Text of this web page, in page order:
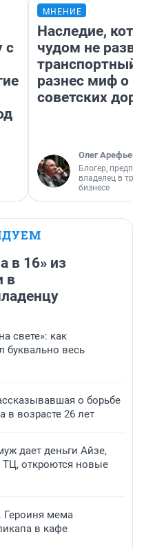
с
МНЕНИЕ
Наследие,
чудом не
транспортный
разнес миф о
советских
Олег Арефьев
Блогер,
владелец в
бизнесе
в 16» из
в
свете»: как
весь
о борьбе
в возрасте 26 лет
дает деньги Айзе,
ТЦ, откроются новые
Героиня мема
в кафе